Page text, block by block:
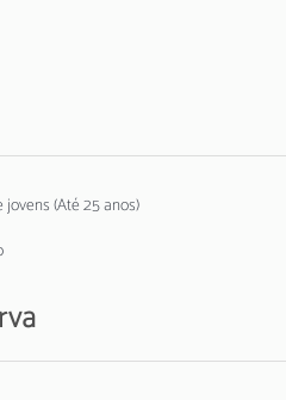
(Até 25 anos)